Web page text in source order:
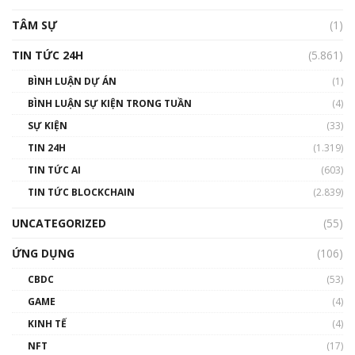
TÂM SỰ
(1)
TIN TỨC 24H
(5.861)
BÌNH LUẬN DỰ ÁN
(1)
BÌNH LUẬN SỰ KIỆN TRONG TUẦN
(4)
SỰ KIỆN
(33)
TIN 24H
(1.319)
TIN TỨC AI
(603)
TIN TỨC BLOCKCHAIN
(2.839)
UNCATEGORIZED
(55)
ỨNG DỤNG
(106)
CBDC
(53)
GAME
(4)
KINH TẾ
(4)
NFT
(17)